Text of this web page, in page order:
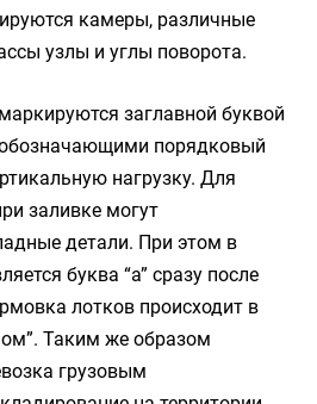
камеры, различные
узлы и углы поворота.
заглавной буквой
порядковый
нагрузку. Для
заливке могут
детали. При этом в
буква “а” сразу после
лотков происходит в
Таким же образом
грузовым